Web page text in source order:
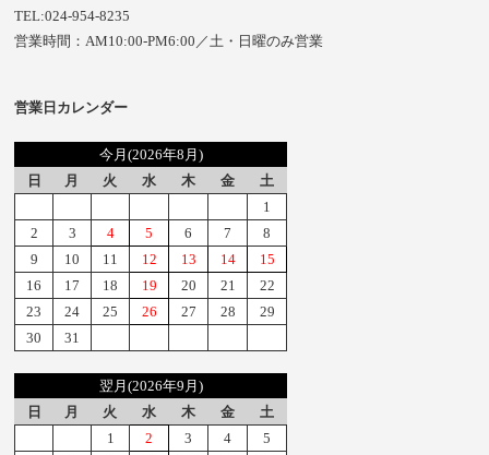
TEL:024-954-8235
営業時間：AM10:00-PM6:00／土・日曜のみ営業
営業日カレンダー
今月(2026年8月)
日
月 火 水 木 金
土
1
2
3 4 5 6 7
8
9
10 11 12 13 14
15
16
17 18 19 20 21
22
23
24 25 26 27 28
29
30
31
翌月(2026年9月)
日
月 火 水 木 金
土
1
2 3 4
5